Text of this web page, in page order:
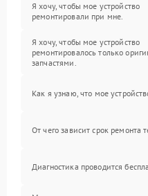
Я хочу, чтобы мое устройство
ремонтировали при мне.
Я хочу, чтобы мое устройство
ремонтировалось только
запчастями.
Как я узнаю, что мое
От чего зависит срок ремонта
Диагностика проводится